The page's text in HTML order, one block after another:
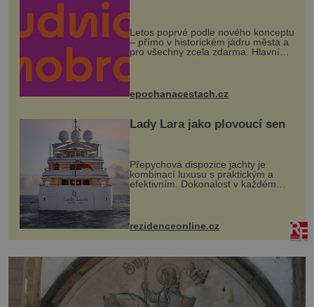
Letos poprvé podle nového konceptu
– přímo v historickém jádru města a
pro všechny zcela zdarma. Hlavní
program se odehraje na Karlově a
mohou těšit na víno, burčák, pes...
epochanacestach.cz
Lady Lara jako plovoucí sen
Přepychová dispozice jachty je
kombinací luxusu s praktickým a
efektivním. Dokonalost v každém
detailu představuje značka Fendi
Casa, kterou byly vybaveny její
paluby. Monacký přístav nabízí
každoročn...
rezidenceonline.cz